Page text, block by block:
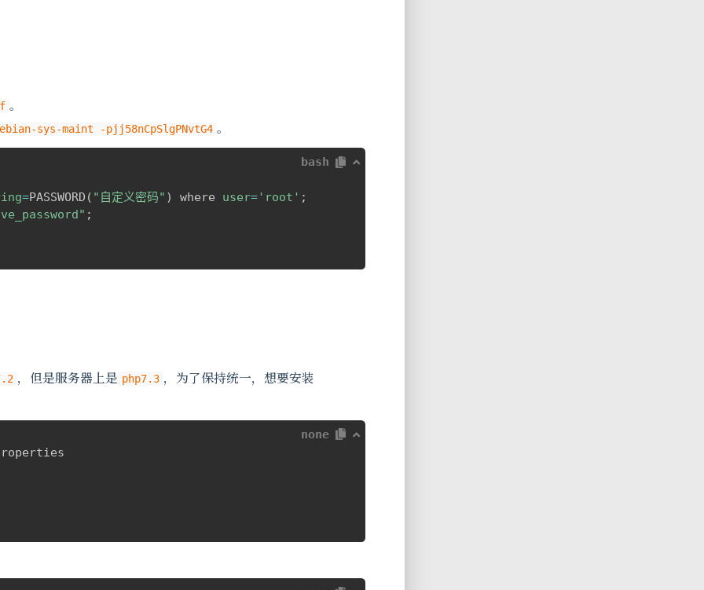
。
sys-maint -pjj58nCpSlgPNvtG4 。
bash
=PASSWORD ( "自定义密码" ) where user= 'root' ;
;
，但是服务器上是 php7.3 ，为了保持统一，想要安装
none